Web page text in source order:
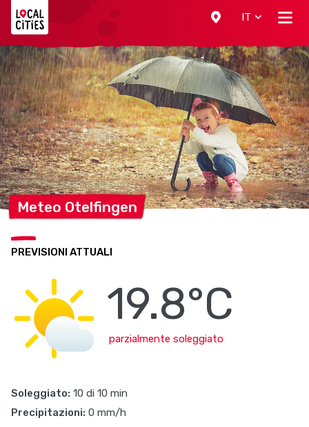
IT
Meteo Otelfingen
PREVISIONI ATTUALI
19.8°C
parzialmente soleggiato
Soleggiato: 10 di 10 min
Precipitazioni: 0 mm/h